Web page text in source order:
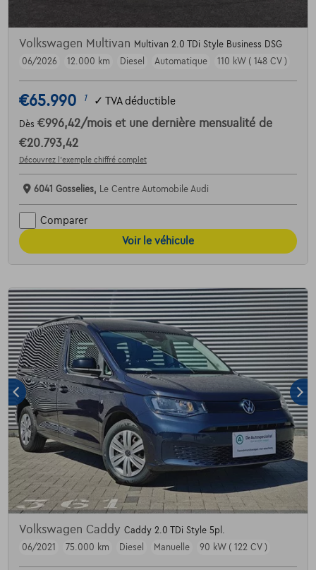
Volkswagen Multivan Multivan 2.0 TDi Style Business DSG
06/2026
12.000 km Diesel Automatique 110 kW ( 148 CV )
€65.990 1 ✓ TVA déductible
Dès €996,42/mois et une dernière mensualité de
€20.793,42
Découvrez l’exemple chiffré complet
6041 Gosselies, Le Centre Automobile Audi
Comparer
Voir le véhicule
Volkswagen Caddy Caddy 2.0 TDi Style 5pl.
06/2021
75.000 km Diesel Manuelle 90 kW ( 122 CV )